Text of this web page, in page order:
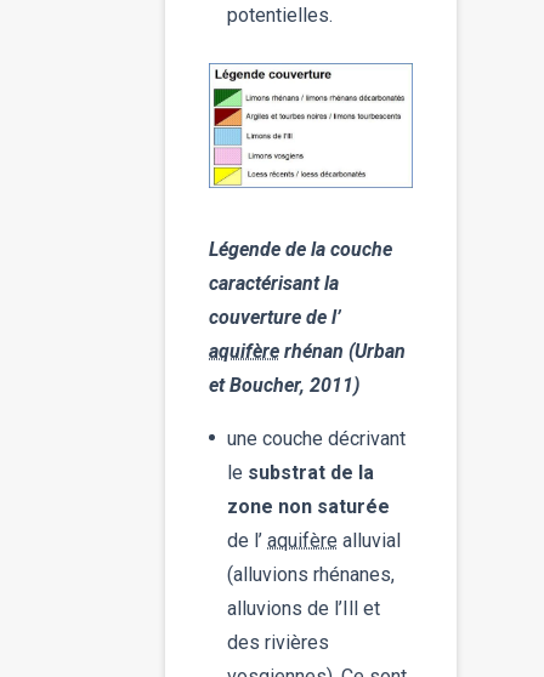
potentielles.
Légende de la couche
caractérisant la
couverture de l’
aquifère rhénan (Urban
et Boucher, 2011)
une couche décrivant
le substrat de la
zone non saturée
de l’ aquifère alluvial
(alluvions rhénanes,
alluvions de l’Ill et
des rivières